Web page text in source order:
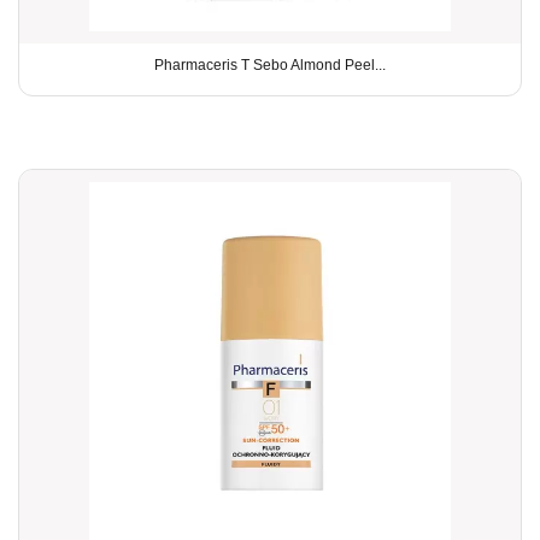
Pharmaceris T Sebo Almond Peel...